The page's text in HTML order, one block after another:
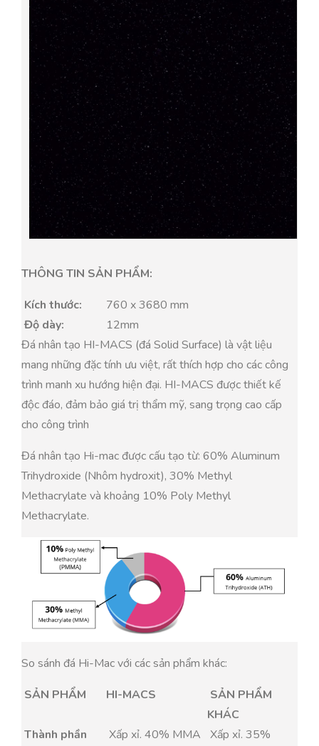
THÔNG TIN SẢN PHẨM:
Kích thước:
760 x 3680 mm
Độ dày:
12mm
Đá nhân tạo HI-MACS (đá Solid Surface) là vật liệu
mang những đặc tính ưu việt, rất thích hợp cho các công
trình manh xu hướng hiện đại. HI-MACS được thiết kế
độc đáo, đảm bảo giá trị thẩm mỹ, sang trọng cao cấp
cho công trình
Đá nhân tạo Hi-mac được cấu tạo từ: 60% Aluminum
Trihydroxide (Nhôm hydroxit), 30% Methyl
Methacrylate và khoảng 10% Poly Methyl
Methacrylate.
So sánh đá Hi-Mac với các sản phẩm khác:
SẢN PHẨM
HI-MACS
SẢN PHẨM
KHÁC
Thành phần
Xấp xỉ. 40% MMA
Xấp xỉ. 35%